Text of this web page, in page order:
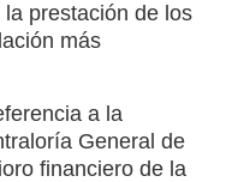
prestación de los
más
a la
General de
financiero de la